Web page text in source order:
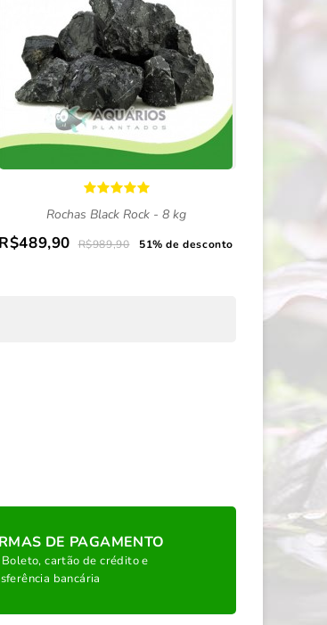
Rochas Black Rock - 8 kg
R$489,90 R$989,90 51% de desconto
DE PAGAMENTO
Boleto, cartão de crédito e
bancária